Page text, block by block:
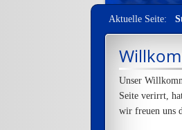
Aktuelle Seite:
Unser
Seite verirrt,
wir freuen uns